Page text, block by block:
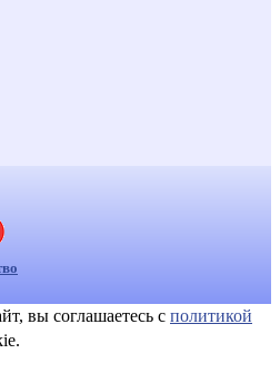
вы соглашаетесь с политикой